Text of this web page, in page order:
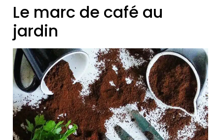
Le marc de café au
jardin